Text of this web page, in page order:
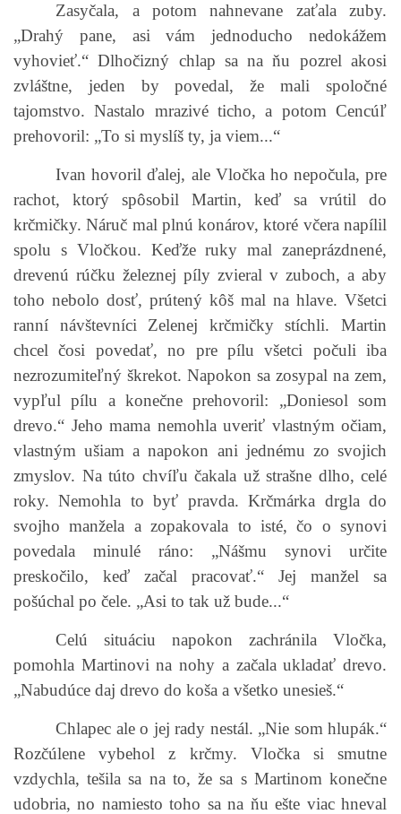
Zasyčala, a potom nahnevane zaťala zuby.
„Drahý pane, asi vám jednoducho nedokážem
vyhovieť.“ Dlhočizný chlap sa na ňu pozrel akosi
zvláštne, jeden by povedal, že mali spoločné
tajomstvo. Nastalo mrazivé ticho, a potom Cencúľ
prehovoril: „To si myslíš ty, ja viem...“
Ivan hovoril ďalej, ale Vločka ho nepočula, pre
rachot, ktorý spôsobil Martin, keď sa vrútil do
krčmičky. Náruč mal plnú konárov, ktoré včera napílil
spolu s Vločkou. Keďže ruky mal zaneprázdnené,
drevenú rúčku železnej píly zvieral v zuboch, a aby
toho nebolo dosť, prútený kôš mal na hlave. Všetci
ranní návštevníci Zelenej krčmičky stíchli. Martin
chcel čosi povedať, no pre pílu všetci počuli iba
nezrozumiteľný škrekot. Napokon sa zosypal na zem,
vypľul pílu a konečne prehovoril: „Doniesol som
drevo.“ Jeho mama nemohla uveriť vlastným očiam,
vlastným ušiam a napokon ani jednému zo svojich
zmyslov. Na túto chvíľu čakala už strašne dlho, celé
roky. Nemohla to byť pravda. Krčmárka drgla do
svojho manžela a zopakovala to isté, čo o synovi
povedala minulé ráno: „Nášmu synovi určite
preskočilo, keď začal pracovať.“ Jej manžel sa
pošúchal po čele. „Asi to tak už bude...“
Celú situáciu napokon zachránila Vločka,
pomohla Martinovi na nohy a začala ukladať drevo.
„Nabudúce daj drevo do koša a všetko unesieš.“
Chlapec ale o jej rady nestál. „Nie som hlupák.“
Rozčúlene vybehol z krčmy. Vločka si smutne
vzdychla, tešila sa na to, že sa s Martinom konečne
udobria, no namiesto toho sa na ňu ešte viac hneval